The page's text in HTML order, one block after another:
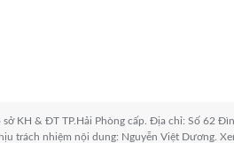
KH & ĐT TP.Hải Phòng cấp. Địa chỉ: Số 62
trách nhiệm nội dung: Nguyễn Việt Dương.